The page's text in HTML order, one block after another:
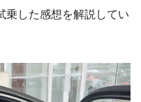
乗した感想を解説してい